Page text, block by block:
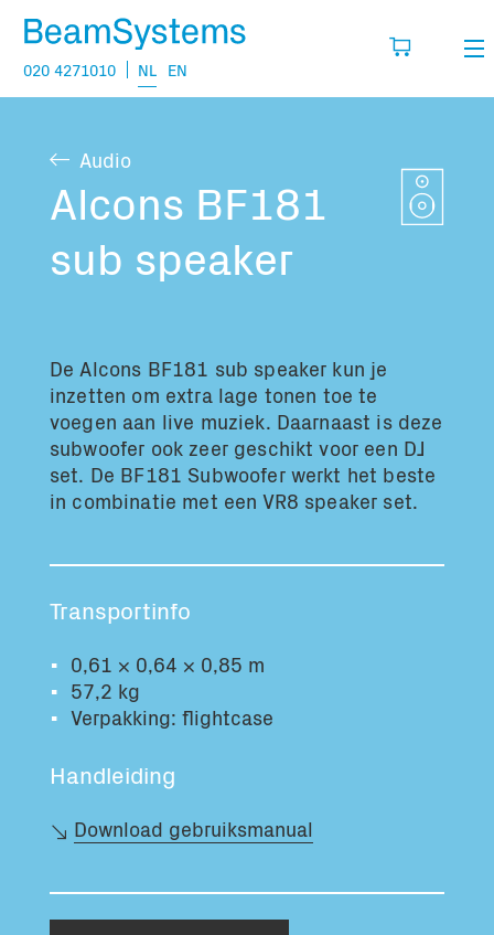
020 4271010 NL EN
Verkoop
Projecten
Vragen
Vacatures
Mijn wensenlijst
Vul hier de producten in die je denkt nodig
te hebben.
Jouw winkelmandje is leeg
Transport informatie:
Totaal volume: Totaal gewicht:
Audio
Alcons BF181
sub speaker
De Alcons BF181 sub speaker kun je
inzetten om extra lage tonen toe te
voegen aan live muziek. Daarnaast is deze
subwoofer ook zeer geschikt voor een DJ
set. De BF181 Subwoofer werkt het beste
in combinatie met een VR8 speaker set.
Transportinfo
0,61 × 0,64 × 0,85 m
57,2 kg
Verpakking: flightcase
Handleiding
Download gebruiksmanual